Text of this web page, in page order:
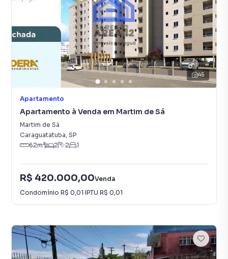
45
Apartamento
Apartamento à Venda em Martim de Sá
Martim de Sá
Caraguatatuba, SP
62m² 2 2 1
R$ 420.000,00Venda
Condomínio R$ 0,01·IPTU R$ 0,01